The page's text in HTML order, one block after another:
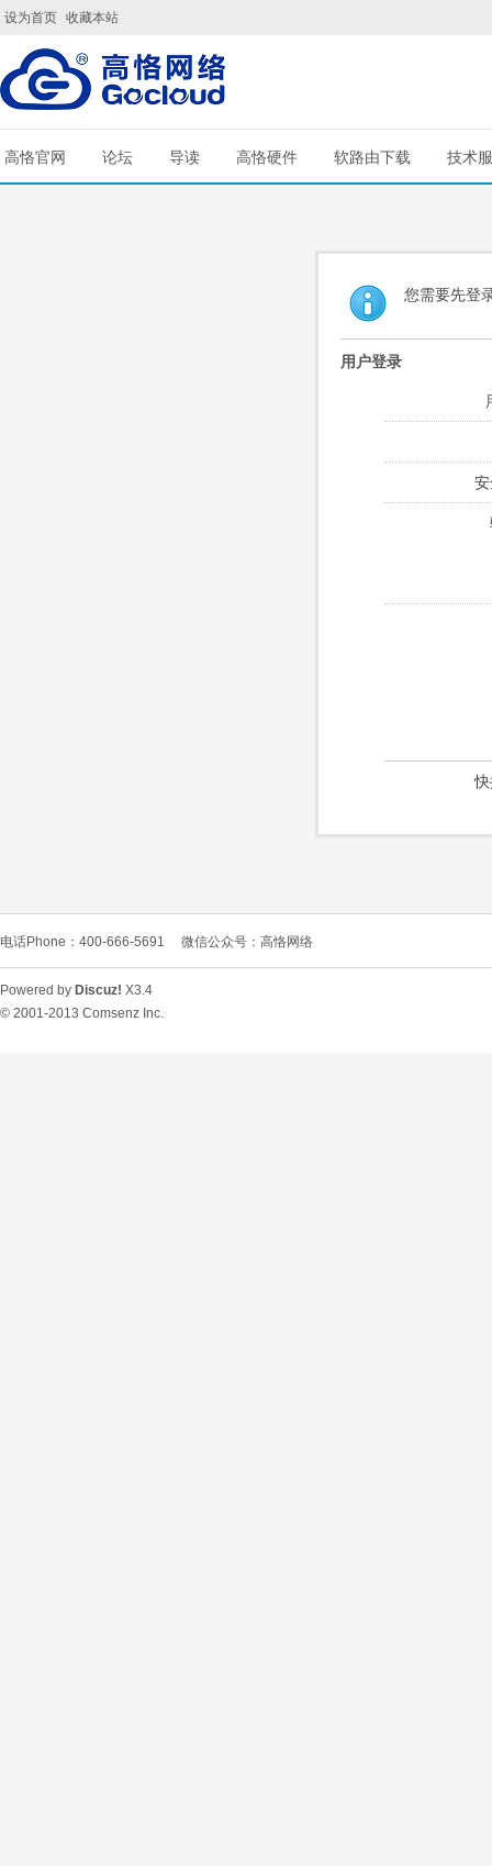
设为首页 收藏本站
高恪官网 论坛 导读 高恪硬件 软路由下载 技术
您需要先登
用户登录
电话Phone：400-666-5691 微信公众号：高恪网络
Powered by Discuz! X3.4
© 2001-2013 Comsenz Inc.